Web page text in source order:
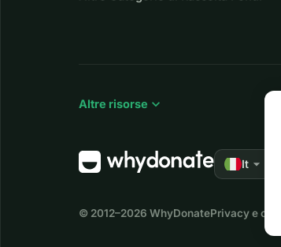
Altre risorse expand_more
It arrow_drop_down
© 2012–2026 WhyDonatePrivacy e